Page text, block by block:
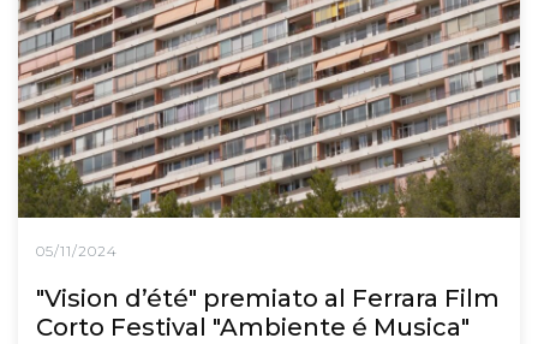
05/11/2024
"Vision d’été" premiato al Ferrara Film
Corto Festival "Ambiente é Musica"